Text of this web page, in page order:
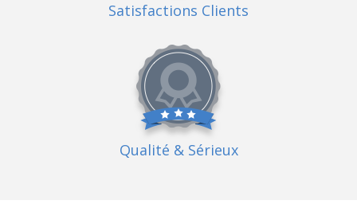
Satisfactions Clients
Qualité & Sérieux